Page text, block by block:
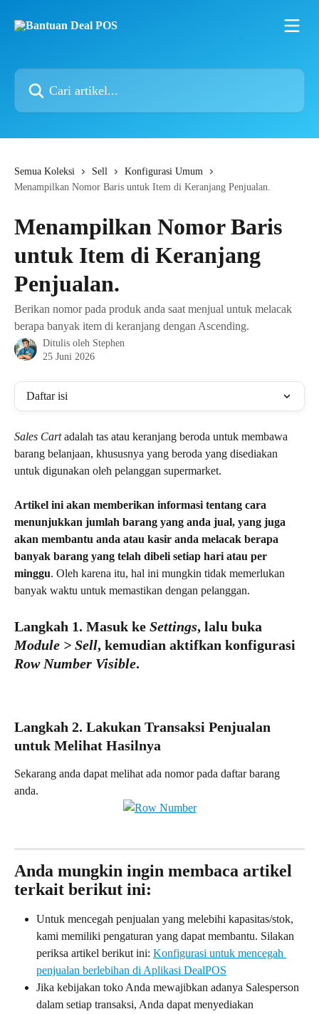
Cari artikel...
Semua Koleksi Sell
Konfigurasi Umum
Menampilkan Nomor Baris untuk Item di Keranjang Penjualan.
Menampilkan Nomor Baris
untuk Item di Keranjang
Penjualan.
Berikan nomor pada produk anda saat menjual untuk melacak
berapa banyak item di keranjang dengan Ascending.
Ditulis oleh Stephen
25 Juni 2026
Daftar isi
Sales Cart adalah tas atau keranjang beroda untuk membawa
barang belanjaan, khususnya yang beroda yang disediakan
untuk digunakan oleh pelanggan supermarket.
Artikel ini akan memberikan informasi tentang cara
menunjukkan jumlah barang yang anda jual, yang juga
akan membantu anda atau kasir anda melacak berapa
banyak barang yang telah dibeli setiap hari atau per
minggu. Oleh karena itu, hal ini mungkin tidak memerlukan
banyak waktu untuk memastikan dengan pelanggan.
Langkah 1. Masuk ke Settings, lalu buka
Module > Sell, kemudian aktifkan konfigurasi
Row Number Visible.
Langkah 2. Lakukan Transaksi Penjualan
untuk Melihat Hasilnya
Sekarang anda dapat melihat ada nomor pada daftar barang
anda.
Anda mungkin ingin membaca artikel
terkait berikut ini:
Untuk mencegah penjualan yang melebihi kapasitas/stok,
kami memiliki pengaturan yang dapat membantu. Silakan
periksa artikel berikut ini: Konfigurasi untuk mencegah
penjualan berlebihan di Aplikasi DealPOS
Jika kebijakan toko Anda mewajibkan adanya Salesperson
dalam setiap transaksi, Anda dapat menyediakan